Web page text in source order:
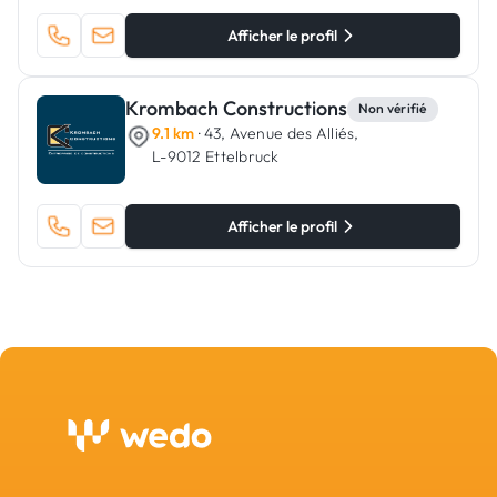
Afficher le profil
Krombach Constructions Non vérifié
9.1 km · 43, Avenue des Alliés,
L-9012 Ettelbruck
Afficher le profil